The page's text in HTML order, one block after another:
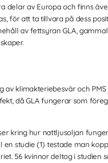
delar av Europa och finns
för att ta tillvara på dess
av fettsyran GLA,
klimakteriebesvär och
då GLA fungerar som
kring hur nattljusoljan
studie (1) testade man
56 kvinnor deltog i studien